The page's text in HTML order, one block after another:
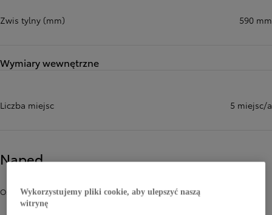
Zwis tylny (mm) 590 mm
Wymiary wewnętrzne
Liczba miejsc 5 miejsc/a
Napęd
Osiągi i zużycie paliwa lub energii
Wykorzystujemy pliki cookie, aby ulepszyć naszą
witrynę